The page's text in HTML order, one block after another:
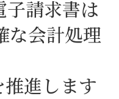
請求書は
な会計処理
進します